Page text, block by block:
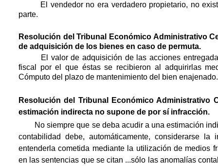
El vendedor no era verdadero propietario, no
parte.
Resolución del Tribunal Económico Administrativo
de adquisición de los bienes en caso de permuta.
El valor de adquisición de las acciones
fiscal por el que éstas se recibieron al adquirirlas
Cómputo del plazo de mantenimiento del bien enajenado.
Resolución del Tribunal Económico Administrativo
estimación indirecta no supone de por sí infracción.
No siempre que se deba acudir a una estimación
contabilidad debe, automáticamente, considerarse
entenderla cometida mediante la utilización de medios
en las sentencias que se citan ...sólo las anomalías